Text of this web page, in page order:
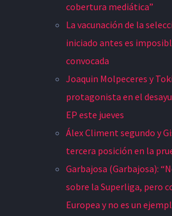
cobertura mediática”
La vacunación de la
iniciado antes es
convocada
Joaquin Molpeceres y
protagonista en el
EP este jueves
Álex Climent segundo y
tercera posición en la
Garbajosa (Garbajosa):
sobre la Superliga, pero
Europea y no es un